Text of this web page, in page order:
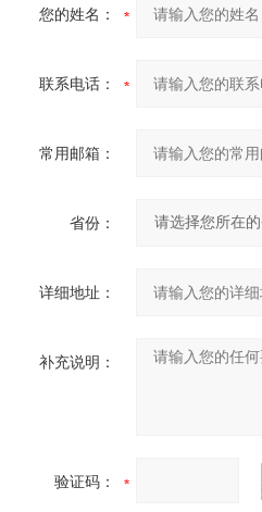
您的姓名：
联系电话：
常用邮箱：
省份：
详细地址：
补充说明：
验证码：